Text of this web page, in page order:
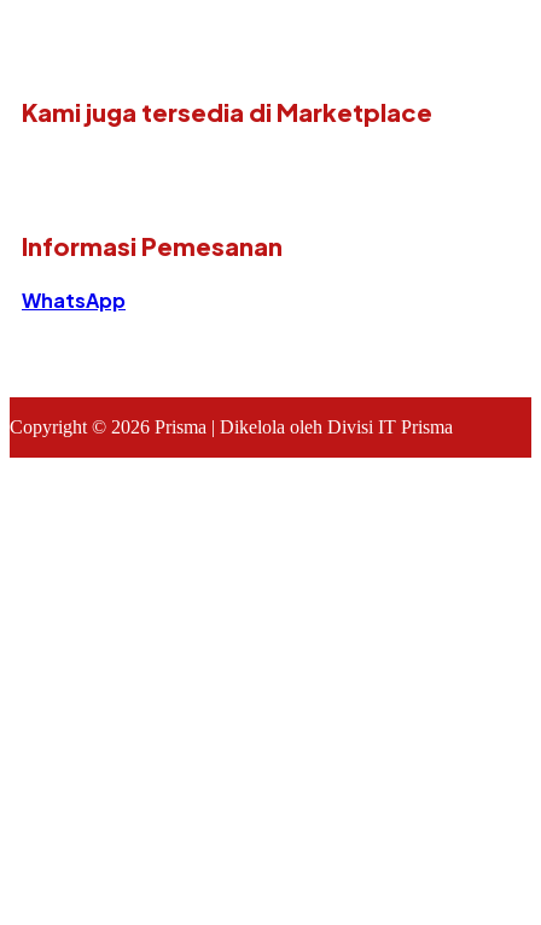
Kami juga tersedia di Marketplace
Informasi Pemesanan
WhatsApp
Copyright © 2026 Prisma | Dikelola oleh Divisi IT Prisma